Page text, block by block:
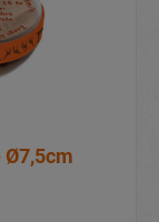
Ø7,5cm